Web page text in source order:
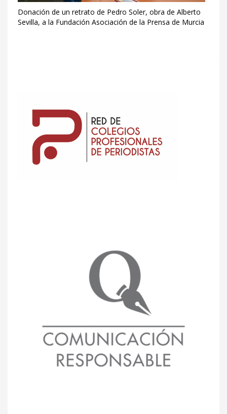
Donación de un retrato de Pedro Soler, obra de Alberto
Sevilla, a la Fundación Asociación de la Prensa de Murcia